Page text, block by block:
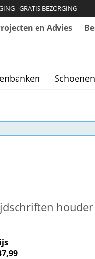
- GRATIS BEZORGING
en Advies